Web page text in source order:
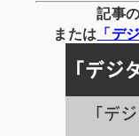
記事
または 「デ